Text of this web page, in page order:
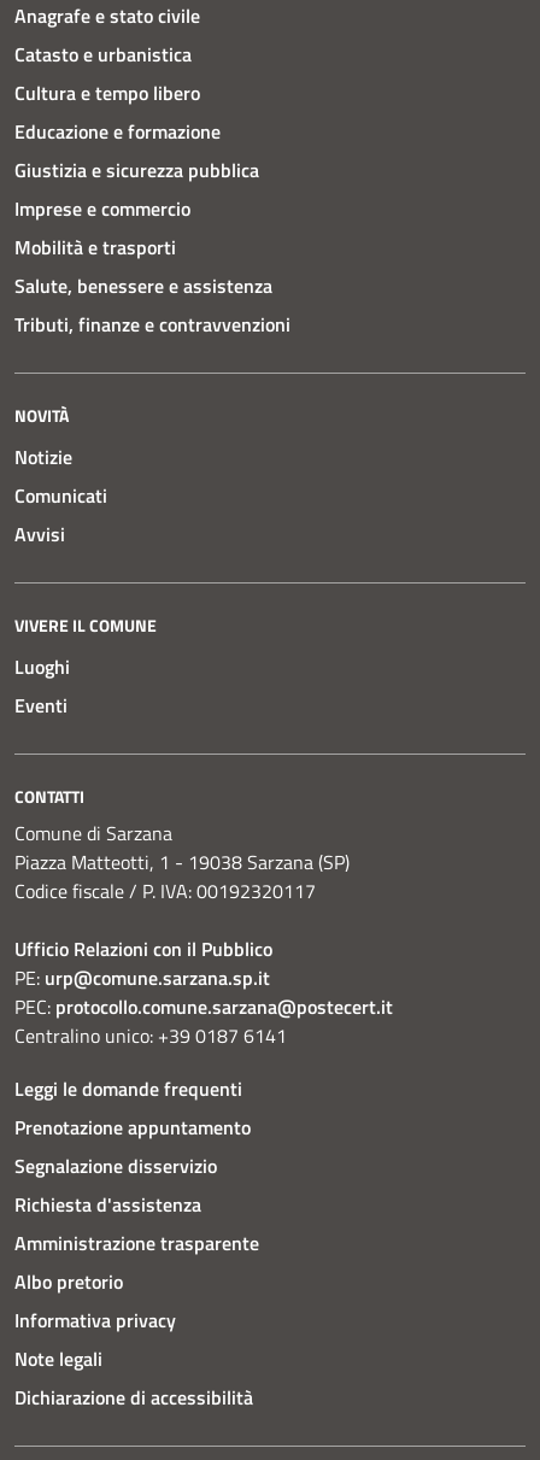
Anagrafe e stato civile
Catasto e urbanistica
Cultura e tempo libero
Educazione e formazione
Giustizia e sicurezza pubblica
Imprese e commercio
Mobilità e trasporti
Salute, benessere e assistenza
Tributi, finanze e contravvenzioni
NOVITÀ
Notizie
Comunicati
Avvisi
VIVERE IL COMUNE
Luoghi
Eventi
CONTATTI
Comune di Sarzana
Piazza Matteotti, 1 - 19038 Sarzana (SP)
Codice fiscale / P. IVA: 00192320117
Ufficio Relazioni con il Pubblico
PE: urp@comune.sarzana.sp.it
PEC: protocollo.comune.sarzana@postecert.it
Centralino unico: +39 0187 6141
Leggi le domande frequenti
Prenotazione appuntamento
Segnalazione disservizio
Richiesta d'assistenza
Amministrazione trasparente
Albo pretorio
Informativa privacy
Note legali
Dichiarazione di accessibilità